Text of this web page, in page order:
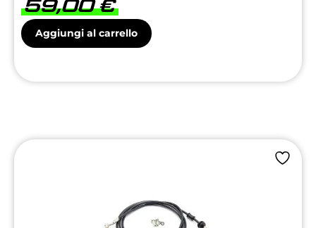
59,00€
Aggiungi al carrello